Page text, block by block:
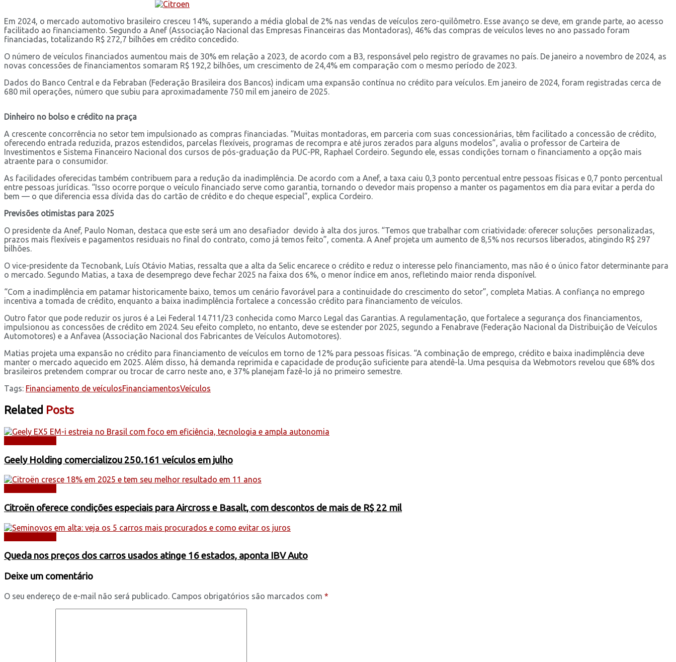
Em 2024, o mercado automotivo brasileiro cresceu 14%, superando a média global de 2% nas vendas de veículos zero-quilômetro. Esse avanço se deve, em grande parte, ao acesso
facilitado ao financiamento. Segundo a Anef (Associação Nacional das Empresas Financeiras das Montadoras), 46% das compras de veículos leves no ano passado foram
financiadas, totalizando R$ 272,7 bilhões em crédito concedido.
O número de veículos financiados aumentou mais de 30% em relação a 2023, de acordo com a B3, responsável pelo registro de gravames no país. De janeiro a novembro de 2024, as
novas concessões de financiamentos somaram R$ 192,2 bilhões, um crescimento de 24,4% em comparação com o mesmo período de 2023.
Dados do Banco Central e da Febraban (Federação Brasileira dos Bancos) indicam uma expansão contínua no crédito para veículos. Em janeiro de 2024, foram registradas cerca de
680 mil operações, número que subiu para aproximadamente 750 mil em janeiro de 2025.
Dinheiro no bolso e crédito na praça
A crescente concorrência no setor tem impulsionado as compras financiadas. “Muitas montadoras, em parceria com suas concessionárias, têm facilitado a concessão de crédito,
oferecendo entrada reduzida, prazos estendidos, parcelas flexíveis, programas de recompra e até juros zerados para alguns modelos”, avalia o professor de Carteira de
Investimentos e Sistema Financeiro Nacional dos cursos de pós-graduação da PUC-PR, Raphael Cordeiro. Segundo ele, essas condições tornam o financiamento a opção mais
atraente para o consumidor.
As facilidades oferecidas também contribuem para a redução da inadimplência. De acordo com a Anef, a taxa caiu 0,3 ponto percentual entre pessoas físicas e 0,7 ponto percentual
entre pessoas jurídicas. “Isso ocorre porque o veículo financiado serve como garantia, tornando o devedor mais propenso a manter os pagamentos em dia para evitar a perda do
bem — o que diferencia essa dívida das do cartão de crédito e do cheque especial”, explica Cordeiro.
Previsões otimistas para 2025
O presidente da Anef, Paulo Noman, destaca que este será um ano desafiador devido à alta dos juros. “Temos que trabalhar com criatividade: oferecer soluções personalizadas,
prazos mais flexíveis e pagamentos residuais no final do contrato, como já temos feito”, comenta. A Anef projeta um aumento de 8,5% nos recursos liberados, atingindo R$ 297
bilhões.
O vice-presidente da Tecnobank, Luís Otávio Matias, ressalta que a alta da Selic encarece o crédito e reduz o interesse pelo financiamento, mas não é o único fator determinante para
o mercado. Segundo Matias, a taxa de desemprego deve fechar 2025 na faixa dos 6%, o menor índice em anos, refletindo maior renda disponível.
“Com a inadimplência em patamar historicamente baixo, temos um cenário favorável para a continuidade do crescimento do setor”, completa Matias. A confiança no emprego
incentiva a tomada de crédito, enquanto a baixa inadimplência fortalece a concessão crédito para financiamento de veículos.
Outro fator que pode reduzir os juros é a Lei Federal 14.711/23 conhecida como Marco Legal das Garantias. A regulamentação, que fortalece a segurança dos financiamentos,
impulsionou as concessões de crédito em 2024. Seu efeito completo, no entanto, deve se estender por 2025, segundo a Fenabrave (Federação Nacional da Distribuição de Veículos
Automotores) e a Anfavea (Associação Nacional dos Fabricantes de Veículos Automotores).
Matias projeta uma expansão no crédito para financiamento de veículos em torno de 12% para pessoas físicas. “A combinação de emprego, crédito e baixa inadimplência deve
manter o mercado aquecido em 2025. Além disso, há demanda reprimida e capacidade de produção suficiente para atendê-la. Uma pesquisa da Webmotors revelou que 68% dos
brasileiros pretendem comprar ou trocar de carro neste ano, e 37% planejam fazê-lo já no primeiro semestre.
Tags: Financiamento de veículosFinanciamentosVeículos
Related Posts
Geely Holding comercializou 250.161 veículos em julho
Citroën oferece condições especiais para Aircross e Basalt, com descontos de mais de R$ 22 mil
Queda nos preços dos carros usados atinge 16 estados, aponta IBV Auto
Deixe um comentário
O seu endereço de e-mail não será publicado. Campos obrigatórios são marcados com *